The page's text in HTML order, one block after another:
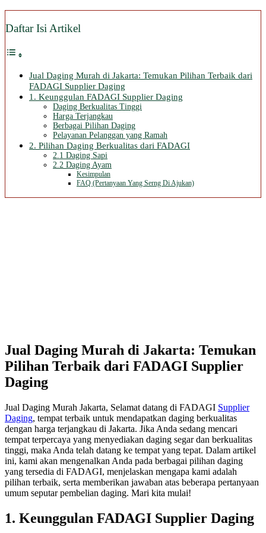
Daftar Isi Artikel
Jual Daging Murah di Jakarta: Temukan Pilihan Terbaik dari
FADAGI Supplier Daging
1. Keunggulan FADAGI Supplier Daging
Daging Berkualitas Tinggi
Harga Terjangkau
Berbagai Pilihan Daging
Pelayanan Pelanggan yang Ramah
2. Pilihan Daging Berkualitas dari FADAGI
2.1 Daging Sapi
2.2 Daging Ayam
Kesimpulan
FAQ (Pertanyaan Yang Serng Di Ajukan)
Jual Daging Murah di Jakarta: Temukan
Pilihan Terbaik dari FADAGI Supplier
Daging
Jual Daging Murah Jakarta, Selamat datang di FADAGI Supplier
Daging, tempat terbaik untuk mendapatkan daging berkualitas
dengan harga terjangkau di Jakarta. Jika Anda sedang mencari
tempat terpercaya yang menyediakan daging segar dan berkualitas
tinggi, maka Anda telah datang ke tempat yang tepat. Dalam artikel
ini, kami akan mengenalkan Anda pada berbagai pilihan daging
yang tersedia di FADAGI, menjelaskan mengapa kami adalah
pilihan terbaik, serta memberikan jawaban atas beberapa pertanyaan
umum seputar pembelian daging. Mari kita mulai!
1. Keunggulan FADAGI Supplier Daging